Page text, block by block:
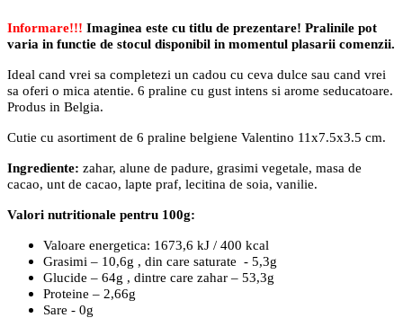
Informare!!! Imaginea este cu titlu de prezentare! Pralinile pot
varia in functie de stocul disponibil in momentul plasarii comenzii.
Ideal cand vrei sa completezi un cadou cu ceva dulce sau cand vrei
sa oferi o mica atentie. 6 praline cu gust intens si arome seducatoare.
Produs in Belgia.
Cutie cu asortiment de 6 praline belgiene Valentino 11x7.5x3.5 cm.
Ingrediente: zahar, alune de padure, grasimi vegetale, masa de
cacao, unt de cacao, lapte praf, lecitina de soia, vanilie.
Valori nutritionale pentru 100g:
Valoare energetica: 1673,6 kJ / 400 kcal
Grasimi – 10,6g , din care saturate - 5,3g
Glucide – 64g , dintre care zahar – 53,3g
Proteine – 2,66g
Sare - 0g